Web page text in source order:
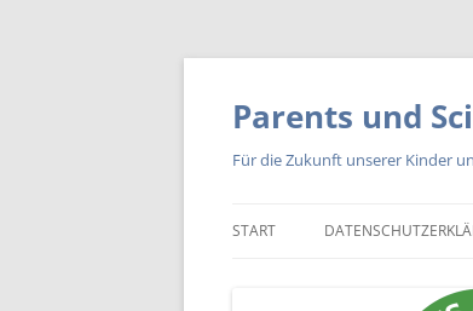
Zum
Parents und
Für die Zukunft unserer Kinder
START